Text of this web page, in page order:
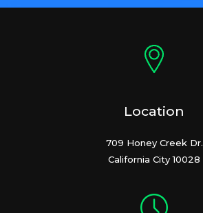
Location
709 Honey Creek Dr.
California City 10028